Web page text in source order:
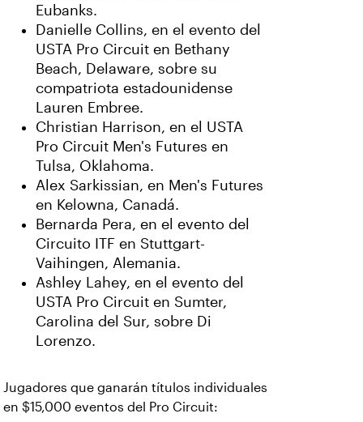
Eubanks.
Danielle Collins, en el evento del
USTA Pro Circuit en Bethany
Beach, Delaware, sobre su
compatriota estadounidense
Lauren Embree.
Christian Harrison, en el USTA
Pro Circuit Men's Futures en
Tulsa, Oklahoma.
Alex Sarkissian, en Men's Futures
en Kelowna, Canadá.
Bernarda Pera, en el evento del
Circuito ITF en Stuttgart-
Vaihingen, Alemania.
Ashley Lahey, en el evento del
USTA Pro Circuit en Sumter,
Carolina del Sur, sobre Di
Lorenzo.
Jugadores que ganarán títulos individuales
en $15,000 eventos del Pro Circuit: